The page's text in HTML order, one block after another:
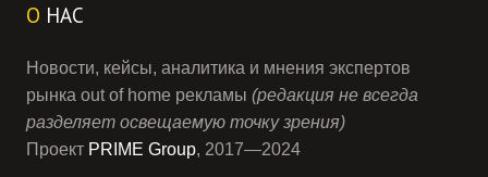
О НАС
Новости, кейсы, аналитика и мнения экспертов
рынка out of home рекламы (редакция не всегда
разделяет освещаемую точку зрения)
Проект PRIME Group, 2017—2024